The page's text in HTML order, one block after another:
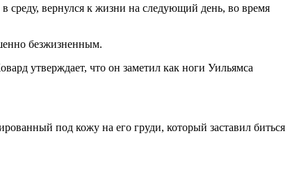
вернулся к жизни на следующий день, во время
безжизненным.
утверждает, что он заметил как ноги Уильямса
под кожу на его груди, который заставил биться